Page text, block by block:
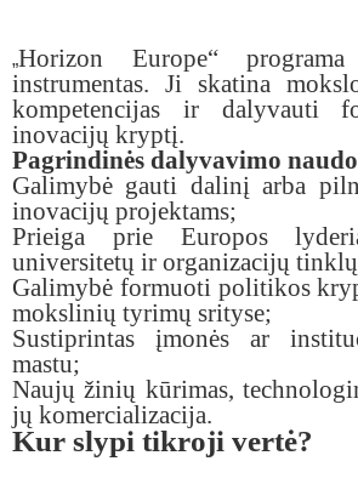
„Horizon Europe“
instrumentas. Ji skatina
kompetencijas ir dalyvauti
inovacijų kryptį.
Pagrindinės dalyvavimo
Galimybė gauti dalinį arba
inovacijų projektams;
Prieiga prie Europos
universitetų ir organizacijų
Galimybė formuoti politikos
mokslinių tyrimų srityse;
Sustiprintas įmonės ar
mastu;
Naujų žinių kūrimas,
jų komercializacija.
Kur slypi tikroji vertė?